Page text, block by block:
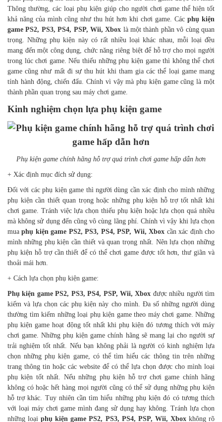
Thông thường, các loại phụ kiện giúp cho người chơi game thể hiện tốt
khả năng của mình cũng như thu hút hơn khi chơi game. Các phụ kiện
game PS2, PS3, PS4, PSP, Wii, Xbox là một thành phần vô cùng quan
trọng. Những phụ kiện này có rất nhiều loại khác nhau, mỗi loại đều
mang đến một công dụng, chức năng riêng biệt để hỗ trợ cho mọi người
trong lúc chơi game. Nếu thiếu những phụ kiện game thì không thể chơi
game cũng như mất đi sự thu hút khi tham gia các thể loại game mang
tính hành động, chiến đấu. Chính vì vậy mà phụ kiện game cũng là một
thành phần quan trọng sau máy chơi game.
Kinh nghiệm chọn lựa phụ kiện game
Phụ kiện game chính hãng hỗ trợ quá trình chơi game hấp dẫn hơn
+ Xác định mục đích sử dụng:
Đối với các phụ kiện game thì người dùng cần xác định cho mình những
phụ kiện cần thiết quan trọng hoặc những phụ kiện hỗ trợ tốt nhất khi
chơi game. Tránh việc lựa chọn thiếu phụ kiện hoặc lựa chọn quá nhiều
mà không sử dụng đến cũng vô cùng lãng phí. Chính vì vậy khi lựa chọn
muaphụ kiện game PS2, PS3, PS4, PSP, Wii, Xbox cần xác định cho
mình những phụ kiện cần thiết và quan trọng nhất. Nên lựa chọn những
phụ kiện hỗ trợ cần thiết để có thể chơi game được tốt hơn, thư giãn và
thoải mái hơn.
+ Cách lựa chọn phụ kiện game:
Phụ kiện game PS2, PS3, PS4, PSP, Wii, Xbox được nhiều người tìm
kiếm và lựa chọn các phụ kiện này cho mình. Đa số những người dùng
thường tìm kiếm những loại phụ kiện game theo máy chơi game. Những
phụ kiện game hoạt động tốt nhất khi phụ kiện đó tương thích với máy
chơi game. Những phụ kiện game chính hãng sẽ mang lại cho người sự
trải nghiệm tốt nhất. Nếu bạn không phải là người có kinh nghiệm lựa
chọn những phụ kiện game, có thể tìm hiểu các thông tin trên những
trang thông tin hoặc các website để có thể lựa chọn được cho mình loại
phụ kiện tốt nhất. Nếu những phụ kiện hỗ trợ chơi game chính hãng
không có hoặc hết hàng mọi người cũng có thể sử dụng những phụ kiện
hỗ trợ khác. Tuy nhiên cần tìm hiểu những phụ kiện đó có tương thích
với loại máy chơi game mình đang sử dụng hay không. Tránh lựa chọn
những loạiphụ kiện game PS2, PS3, PS4, PSP, Wii, Xboxkhông rõ